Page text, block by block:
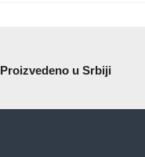
Proizvedeno u Srbiji